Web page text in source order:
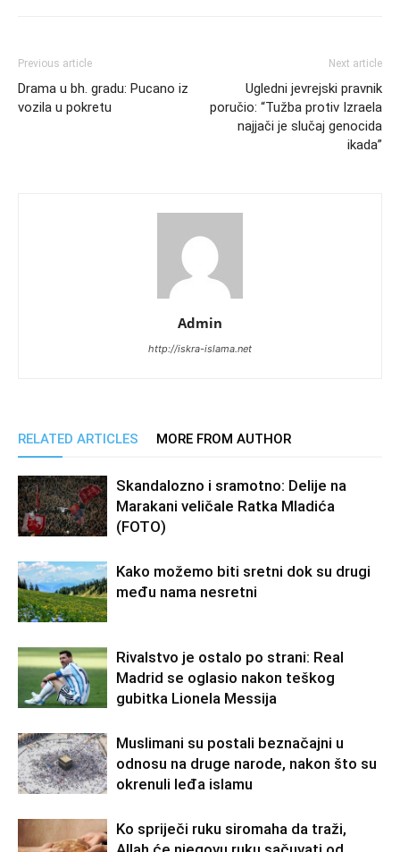
Previous article
Drama u bh. gradu: Pucano iz
vozila u pokretu
Next article
Ugledni jevrejski pravnik
poručio: “Tužba protiv Izraela
najjači je slučaj genocida
ikada”
Admin
http://iskra-islama.net
RELATED ARTICLES MORE FROM AUTHOR
Skandalozno i sramotno: Delije na
Marakani veličale Ratka Mladića
(FOTO)
Kako možemo biti sretni dok su drugi
među nama nesretni
Rivalstvo je ostalo po strani: Real
Madrid se oglasio nakon teškog
gubitka Lionela Messija
Muslimani su postali beznačajni u
odnosu na druge narode, nakon što su
okrenuli leđa islamu
Ko spriječi ruku siromaha da traži,